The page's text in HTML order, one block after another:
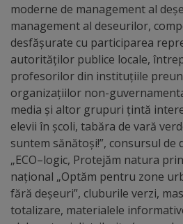
(harta
sculpturilor)
Monumente
arhitecturale
Personalități
marcante
Sportivi
moderne de management al
management al deseurilor,
desfășurate cu participarea
autorităților publice locale,
profesorilor din instituțiile
organizațiilor non-
media și altor grupuri țintă
elevii în școli, tabăra de vară
suntem sănătoși!”, consursul de
„ECO–logic, Protejăm natura
național „Optăm pentru zone
fără deșeuri”, cluburile verzi,
totalizare, materialele